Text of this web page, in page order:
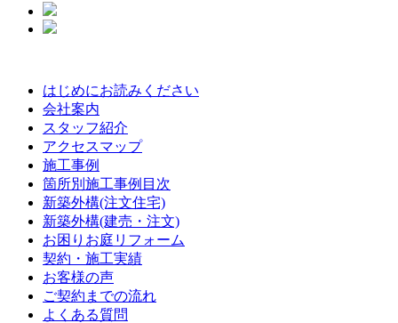
はじめにお読みください
会社案内
スタッフ紹介
アクセスマップ
施工事例
箇所別施工事例目次
新築外構(注文住宅)
新築外構(建売・注文)
お困りお庭リフォーム
契約・施工実績
お客様の声
ご契約までの流れ
よくある質問